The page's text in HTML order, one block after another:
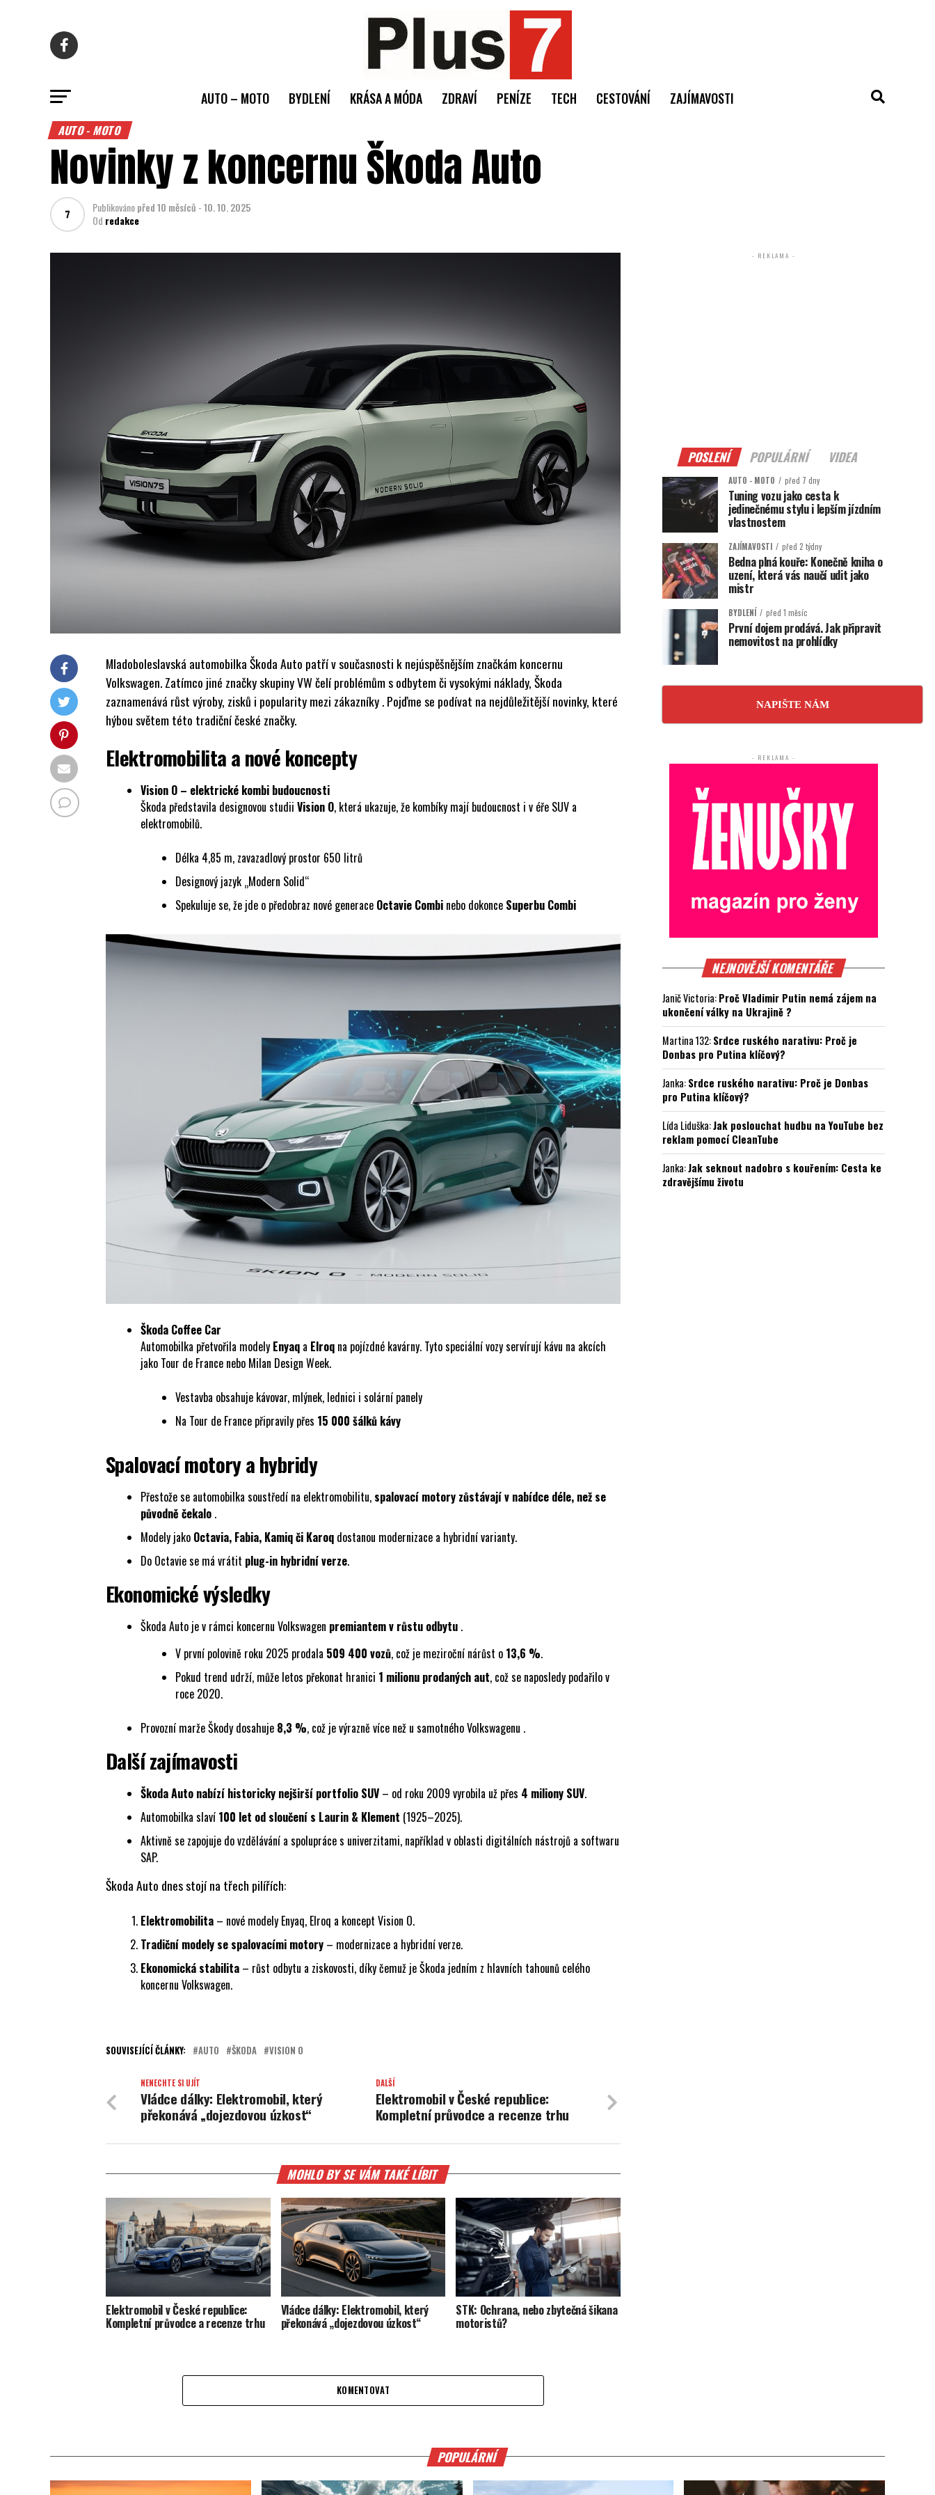
AUTO – MOTO BYDLENÍ KRÁSA A MÓDA ZDRAVÍ PENÍZE TECH CESTOVÁNÍ ZAJÍMAVOSTI
AUTO - MOTO
Novinky z koncernu Škoda Auto
Publikovánopřed 10 měsíců -10. 10. 2025
Od redakce
Mladoboleslavská automobilka Škoda Auto patří v současnosti k nejúspěšnějším značkám koncernu
Volkswagen. Zatímco jiné značky skupiny VW čelí problémům s odbytem či vysokými náklady, Škoda
zaznamenává růst výroby, zisků i popularity mezi zákazníky . Pojďme se podívat na nejdůležitější novinky, které
hýbou světem této tradiční české značky.
Elektromobilita a nové koncepty
Vision O – elektrické kombi budoucnosti
Škoda představila designovou studii Vision O, která ukazuje, že kombíky mají budoucnost i v éře SUV a
elektromobilů.
Délka 4,85 m, zavazadlový prostor 650 litrů
Designový jazyk „Modern Solid“
Spekuluje se, že jde o předobraz nové generace Octavie Combi nebo dokonce Superbu Combi
Škoda Coffee Car
Automobilka přetvořila modely Enyaq a Elroq na pojízdné kavárny. Tyto speciální vozy servírují kávu na akcích
jako Tour de France nebo Milan Design Week.
Vestavba obsahuje kávovar, mlýnek, lednici i solární panely
Na Tour de France připravily přes 15 000 šálků kávy
Spalovací motory a hybridy
Přestože se automobilka soustředí na elektromobilitu, spalovací motory zůstávají v nabídce déle, než se
původně čekalo .
Modely jako Octavia, Fabia, Kamiq či Karoq dostanou modernizace a hybridní varianty.
Do Octavie se má vrátit plug-in hybridní verze.
Ekonomické výsledky
Škoda Auto je v rámci koncernu Volkswagen premiantem v růstu odbytu .
V první polovině roku 2025 prodala 509 400 vozů, což je meziroční nárůst o 13,6 %.
Pokud trend udrží, může letos překonat hranici 1 milionu prodaných aut, což se naposledy podařilo v
roce 2020.
Provozní marže Škody dosahuje 8,3 %, což je výrazně více než u samotného Volkswagenu .
Další zajímavosti
Škoda Auto nabízí historicky nejširší portfolio SUV – od roku 2009 vyrobila už přes 4 miliony SUV.
Automobilka slaví 100 let od sloučení s Laurin & Klement (1925–2025).
Aktivně se zapojuje do vzdělávání a spolupráce s univerzitami, například v oblasti digitálních nástrojů a softwaru
SAP.
Škoda Auto dnes stojí na třech pilířích:
Elektromobilita – nové modely Enyaq, Elroq a koncept Vision O.
Tradiční modely se spalovacími motory – modernizace a hybridní verze.
Ekonomická stabilita – růst odbytu a ziskovosti, díky čemuž je Škoda jedním z hlavních tahounů celého
koncernu Volkswagen.
SOUVISEJÍCÍ ČLÁNKY: AUTO ŠKODA VISION O
DALŠÍ
Elektromobil v České republice:
Kompletní průvodce a recenze trhu
NENECHTE SI UJÍT
Vládce dálky: Elektromobil, který
překonává „dojezdovou úzkost“
MOHLO BY SE VÁM TAKÉ LÍBIT
Elektromobil v České republice:
Kompletní průvodce a recenze trhu
Vládce dálky: Elektromobil, který
překonává „dojezdovou úzkost“
STK: Ochrana, nebo zbytečná šikana
motoristů?
KOMENTOVAT
- REKLAMA -
POSLENÍ POPULÁRNÍ VIDEA
AUTO - MOTO před 7 dny
Tuning vozu jako cesta k
jedinečnému stylu i lepším jízdním
vlastnostem
ZAJÍMAVOSTI před 2 týdny
Bedna plná kouře: Konečně kniha o
uzení, která vás naučí udit jako
mistr
BYDLENÍ před 1 měsíc
První dojem prodává. Jak připravit
nemovitost na prohlídky
NAPIŠTE NÁM
- REKLAMA -
NEJNOVĚJŠÍ KOMENTÁŘE
Janič Victoria:Proč Vladimir Putin nemá zájem na
ukončení války na Ukrajině ?
Martina 132:Srdce ruského narativu: Proč je
Donbas pro Putina klíčový?
Janka:Srdce ruského narativu: Proč je Donbas
pro Putina klíčový?
Lída Liduška:Jak poslouchat hudbu na YouTube bez
reklam pomocí CleanTube
Janka:Jak seknout nadobro s kouřením: Cesta ke
zdravějšímu životu
POPULÁRNÍ